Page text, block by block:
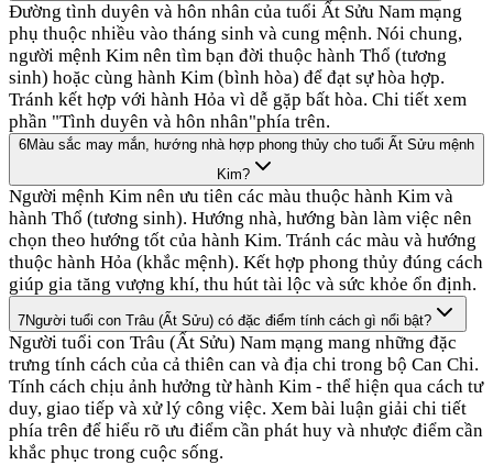
Đường tình duyên và hôn nhân của tuổi Ất Sửu Nam mạng
phụ thuộc nhiều vào tháng sinh và cung mệnh. Nói chung,
người mệnh Kim nên tìm bạn đời thuộc hành Thổ (tương
sinh) hoặc cùng hành Kim (bình hòa) để đạt sự hòa hợp.
Tránh kết hợp với hành Hỏa vì dễ gặp bất hòa. Chi tiết xem
phần "Tình duyên và hôn nhân"phía trên.
6Màu sắc may mắn, hướng nhà hợp phong thủy cho tuổi Ất Sửu mệnh
Kim?
Người mệnh Kim nên ưu tiên các màu thuộc hành Kim và
hành Thổ (tương sinh). Hướng nhà, hướng bàn làm việc nên
chọn theo hướng tốt của hành Kim. Tránh các màu và hướng
thuộc hành Hỏa (khắc mệnh). Kết hợp phong thủy đúng cách
giúp gia tăng vượng khí, thu hút tài lộc và sức khỏe ổn định.
7Người tuổi con Trâu (Ất Sửu) có đặc điểm tính cách gì nổi bật?
Người tuổi con Trâu (Ất Sửu) Nam mạng mang những đặc
trưng tính cách của cả thiên can và địa chi trong bộ Can Chi.
Tính cách chịu ảnh hưởng từ hành Kim - thể hiện qua cách tư
duy, giao tiếp và xử lý công việc. Xem bài luận giải chi tiết
phía trên để hiểu rõ ưu điểm cần phát huy và nhược điểm cần
khắc phục trong cuộc sống.